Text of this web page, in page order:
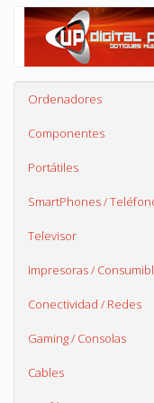
Ordenadores
Componentes
Portátiles
SmartPhones /
Televisor
Impresoras /
Conectividad / Redes
Gaming / Consolas
Cables